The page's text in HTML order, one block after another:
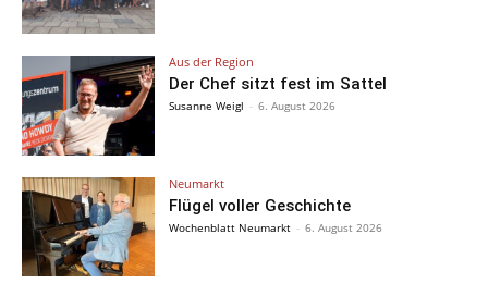
Aus der Region
Der Chef sitzt fest im Sattel
Susanne Weigl - 6. August 2026
Neumarkt
Flügel voller Geschichte
Wochenblatt Neumarkt - 6. August 2026